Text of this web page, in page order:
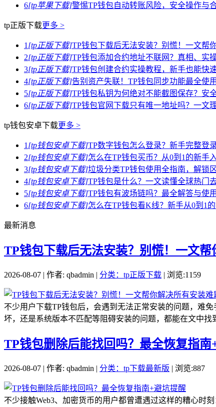
6[tp苹果下载]警惕TP钱包自动转账风险，安全操作与
tp正版下载更多 >
1 [tp正版下载]TP钱包下载后无法安装？别慌！一文帮
2[tp正版下载]TP钱包添加合约地址不联网？真相、实
3[tp正版下载]TP钱包创建合约实操教程，新手也能快
4[tp正版下载]告别资产失联！TP钱包同步功能最全使
5[tp正版下载]TP钱包私钥为何绝对不能截图保存？安
6[tp正版下载]TP钱包官网下载只有唯一地址吗？一文
tp钱包安卓下载更多 >
1 [tp钱包安卓下载]TP数字钱包怎么登录？新手完整登
2[tp钱包安卓下载]怎么在TP钱包买币？从0到1的新手
3[tp钱包安卓下载]垃圾分类TP钱包使用全指南，解锁
4[tp钱包安卓下载]TP钱包是什么？一文读懂全球热门
5[tp钱包安卓下载]TP钱包有波场链吗？最全解答与使
6[tp钱包安卓下载]怎么在TP钱包看K线？新手从0到1
最新消息
TP钱包下载后无法安装？别慌！一文
2026-08-07 | 作者: qbadmin | 分类：tp正版下载 | 浏览:1159
不少用户下载TP钱包后，会遇到无法正常安装的问题，难
坏，还是系统版本不匹配等阻碍安装的问题，都能在文中
TP钱包删除后能找回吗？最全恢复指南
2026-08-07 | 作者: qbadmin | 分类：tp下载最新版 | 浏览:887
不少接触Web3、加密货币的用户都曾遭遇过这样的糟心